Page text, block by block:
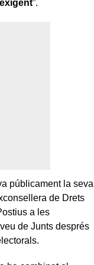
”.
públicament la seva
de Drets
a les
de Junts després